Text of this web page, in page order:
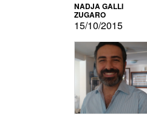
NADJA GALLI
ZUGARO
15/10/2015